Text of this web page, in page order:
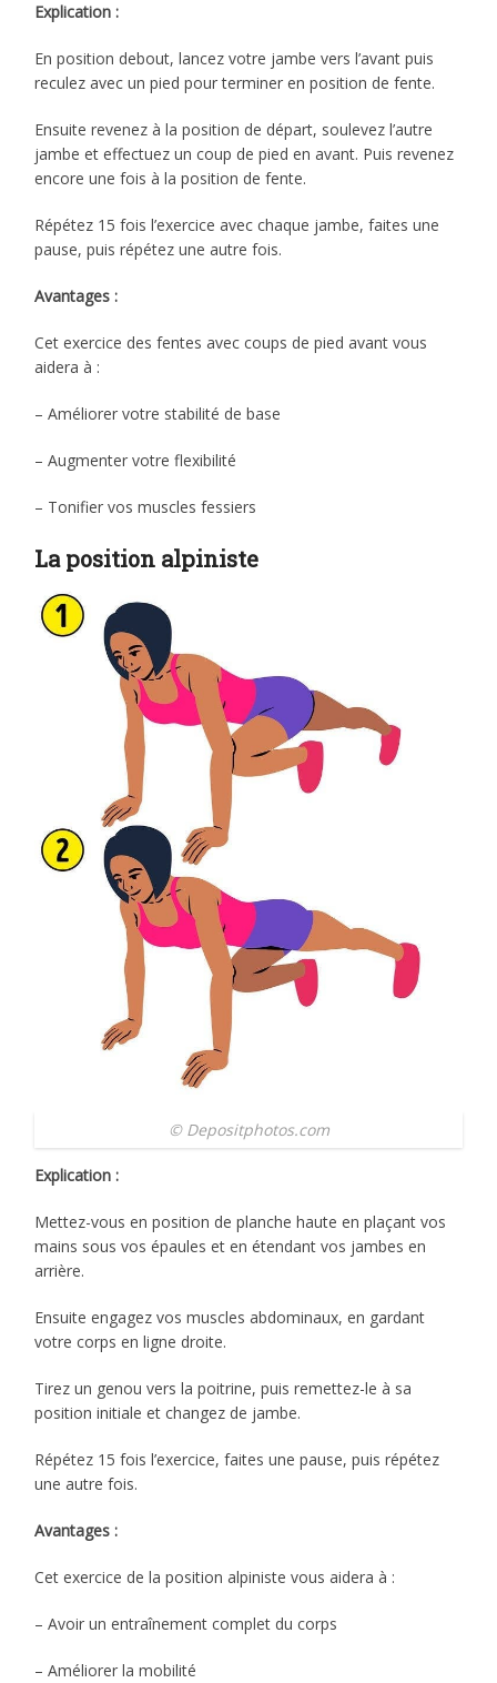
Explication :
En position debout, lancez votre jambe vers l’avant puis
reculez avec un pied pour terminer en position de fente.
Ensuite revenez à la position de départ, soulevez l’autre
jambe et effectuez un coup de pied en avant. Puis revenez
encore une fois à la position de fente.
Répétez 15 fois l’exercice avec chaque jambe, faites une
pause, puis répétez une autre fois.
Avantages :
Cet exercice des fentes avec coups de pied avant vous
aidera à :
– Améliorer votre stabilité de base
– Augmenter votre flexibilité
– Tonifier vos muscles fessiers
La position alpiniste
© Depositphotos.com
Explication :
Mettez-vous en position de planche haute en plaçant vos
mains sous vos épaules et en étendant vos jambes en
arrière.
Ensuite engagez vos muscles abdominaux, en gardant
votre corps en ligne droite.
Tirez un genou vers la poitrine, puis remettez-le à sa
position initiale et changez de jambe.
Répétez 15 fois l’exercice, faites une pause, puis répétez
une autre fois.
Avantages :
Cet exercice de la position alpiniste vous aidera à :
– Avoir un entraînement complet du corps
– Améliorer la mobilité